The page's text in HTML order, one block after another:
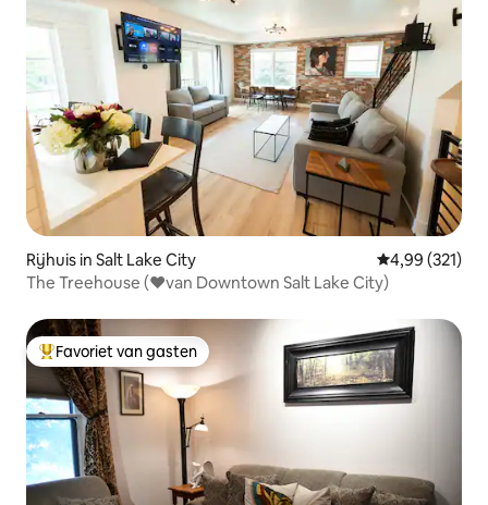
Rijhuis in Salt Lake City Gemiddelde
4,99 (321)
The Treehouse (♥van Downtown Salt Lake City)
Topfavoriet van gasten
Favoriet van gasten